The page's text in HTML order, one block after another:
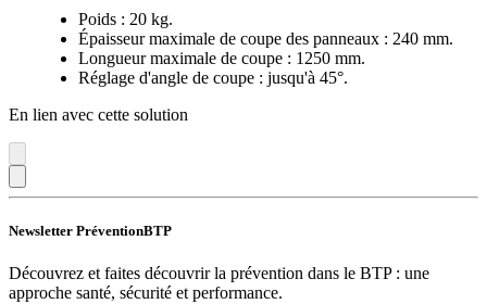
Poids : 20 kg.
Épaisseur maximale de coupe des panneaux : 240 mm.
Longueur maximale de coupe : 1250 mm.
Réglage d'angle de coupe : jusqu'à 45°.
En lien avec cette solution
Newsletter PréventionBTP
Découvrez et faites découvrir la prévention dans le BTP : une
approche santé, sécurité et performance.